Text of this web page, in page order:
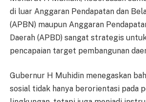
di luar Anggaran Pendapatan dan
(APBN) maupun Anggaran
Daerah (APBD) sangat strategis
pencapaian target pembangunan
Gubernur H Muhidin menegaskan
sosial tidak hanya berorientasi pada